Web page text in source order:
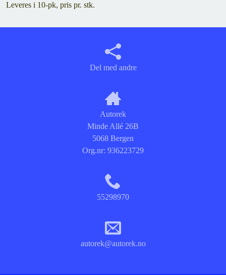
Leveres i 10-pk, pris pr. stk.
Del med andre
Autorek
Minde Allé 26B
5068 Bergen
Org.nr: 936223729
55298970
autorek@autorek.no